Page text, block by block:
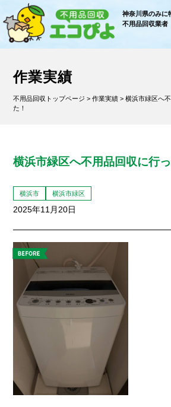
神奈川県のみに
不用品回収業者
作業実績
不用品回収トップページ >作業実績 > 横浜市緑区へ
た！
横浜市緑区へ不用品回収に行
横浜市 横浜市緑区
2025年11月20日